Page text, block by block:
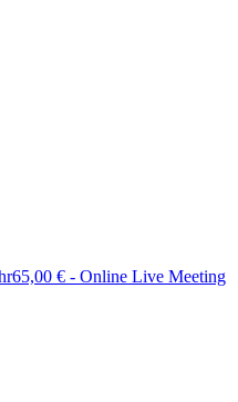
65,00 € - Online Live Meeting